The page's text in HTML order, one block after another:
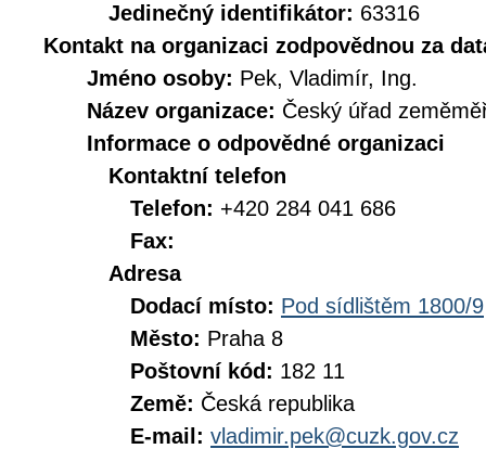
Jedinečný identifikátor: 63316
Kontakt na organizaci zodpovědnou za
Jméno osoby: Pek, Vladimír, Ing.
Název organizace: Český úřad
Informace o odpovědné organizaci
Kontaktní telefon
Telefon: +420 284 041 686
Fax:
Adresa
Dodací místo: Pod sídlištěm 1800/9
Město: Praha 8
Poštovní kód: 182 11
Země: Česká republika
E-mail: vladimir.pek@cuzk.gov.cz